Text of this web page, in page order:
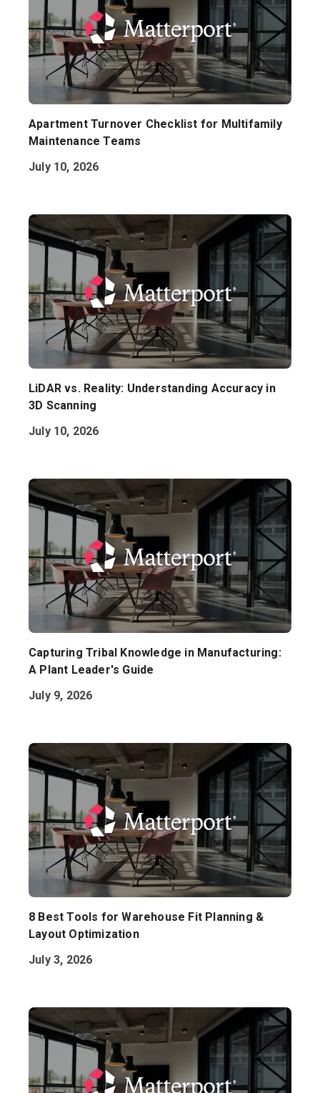
Apartment Turnover Checklist for Multifamily
Maintenance Teams
July 10, 2026
LiDAR vs. Reality: Understanding Accuracy in
3D Scanning
July 10, 2026
Capturing Tribal Knowledge in Manufacturing:
A Plant Leader's Guide
July 9, 2026
8 Best Tools for Warehouse Fit Planning &
Layout Optimization
July 3, 2026